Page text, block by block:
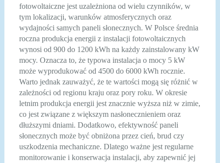
fotowoltaiczne jest uzależniona od wielu czynników, w
tym lokalizacji, warunków atmosferycznych oraz
wydajności samych paneli słonecznych. W Polsce średnia
roczna produkcja energii z instalacji fotowoltaicznych
wynosi od 900 do 1200 kWh na każdy zainstalowany kW
mocy. Oznacza to, że typowa instalacja o mocy 5 kW
może wyprodukować od 4500 do 6000 kWh rocznie.
Warto jednak zauważyć, że te wartości mogą się różnić w
zależności od regionu kraju oraz pory roku. W okresie
letnim produkcja energii jest znacznie wyższa niż w zimie,
co jest związane z większym nasłonecznieniem oraz
dłuższymi dniami. Dodatkowo, efektywność paneli
słonecznych może być obniżona przez cień, brud czy
uszkodzenia mechaniczne. Dlatego ważne jest regularne
monitorowanie i konserwacja instalacji, aby zapewnić jej